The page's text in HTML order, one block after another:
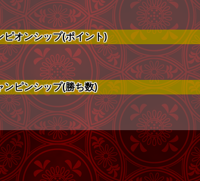
オンシップ(ポイント)
ピンシップ(勝ち数)